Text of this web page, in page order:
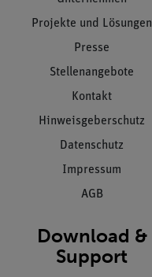
Projekte und Lösungen
Presse
Stellenangebote
Kontakt
Hinweisgeberschutz
Datenschutz
Impressum
AGB
Download &
Support